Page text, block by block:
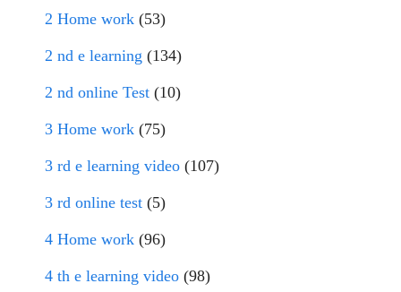
2 Home work (53)
2 nd e learning (134)
2 nd online Test (10)
3 Home work (75)
3 rd e learning video (107)
3 rd online test (5)
4 Home work (96)
4 th e learning video (98)